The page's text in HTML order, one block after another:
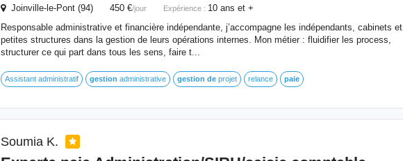
Joinville-le-Pont (94) 450 €/jour Expérience : 10 ans et +
Responsable administrative et financière indépendante, j’accompagne les indépendants, cabinets et
petites structures dans la gestion de leurs opérations internes. Mon métier : fluidifier les process,
structurer ce qui part dans tous les sens, faire t...
Assistant administratif gestion administrative gestion deprojet relance paie
Soumia K.